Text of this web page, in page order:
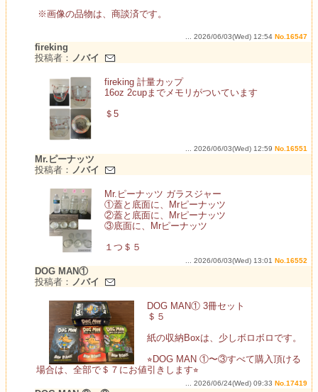
※画像の品物は、商談済です。
... 2026/06/03(Wed) 12:54 No.16547
fireking
投稿者： ノバイ
fireking 計量カップ
16oz 2cupまでメモリがついています
＄5
... 2026/06/03(Wed) 12:59 No.16551
Mr.ピーナッツ
投稿者： ノバイ
Mr.ピーナッツ ガラスジャー
①蓋と底面に、Mrピーナッツ
②蓋と底面に、Mrピーナッツ
③底面に、Mrピーナッツ
１つ＄５
... 2026/06/03(Wed) 13:01 No.16552
DOG MAN①
投稿者： ノバイ
DOG MAN① 3冊セット
＄５
紙の収納Boxは、少しボロボロです。
⭐︎DOG MAN ①〜③すべて購入頂ける
場合は、全部で＄７にお値引きします⭐︎
... 2026/06/24(Wed) 09:33 No.17419